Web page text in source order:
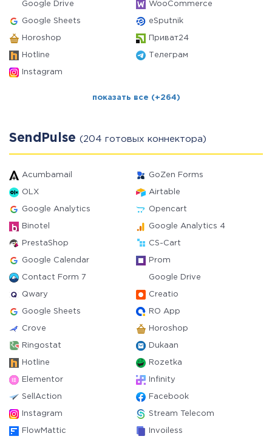
Google Drive WooCommerce
Google Sheets eSputnik
Horoshop Приват24
Hotline Телеграм
Instagram
показать все (+264)
SendPulse (204 готовых коннектора)
Acumbamail GoZen Forms
OLX Airtable
Google Analytics Opencart
Binotel Google Analytics 4
PrestaShop CS-Cart
Google Calendar Prom
Contact Form 7 Google Drive
Qwary Creatio
Google Sheets RO App
Crove Horoshop
Ringostat Dukaan
Hotline Rozetka
Elementor Infinity
SellAction Facebook
Instagram Stream Telecom
FlowMattic Invoiless